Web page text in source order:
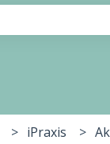
iPraxis